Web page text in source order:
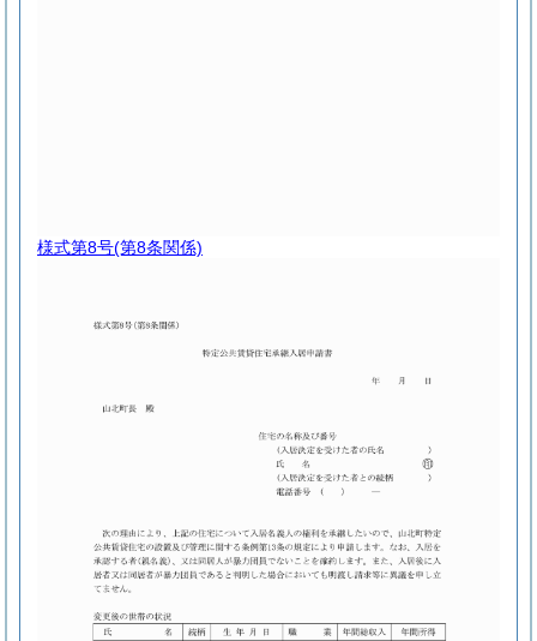
様式第8号(第8条関係)